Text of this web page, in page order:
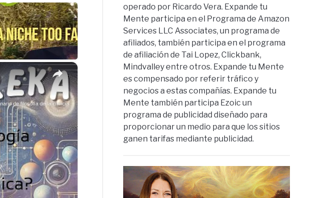
×
operado por Ricardo Vera. Expande tu
Mente participa en el Programa de Amazon
Services LLC Associates, un programa de
afiliados, también participa en el programa
de afiliación de Tai Lopez, Clickbank,
Mindvalley entre otros. Expande tu Mente
es compensado por referir tráfico y
negocios a estas compañías. Expande tu
Mente también participa Ezoic un
programa de publicidad diseñado para
proporcionar un medio para que los sitios
ganen tarifas mediante publicidad.